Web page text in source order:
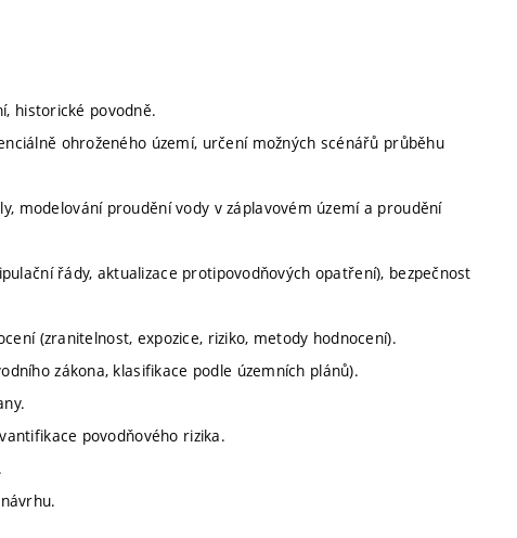
historické povodně.
ohroženého území, určení možných scénářů průběhu
modelování proudění vody v záplavovém území a proudění
řády, aktualizace protipovodňových opatření), bezpečnost
(zranitelnost, expozice, riziko, metody hodnocení).
zákona, klasifikace podle územních plánů).
povodňového rizika.